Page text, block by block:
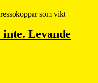
Levande